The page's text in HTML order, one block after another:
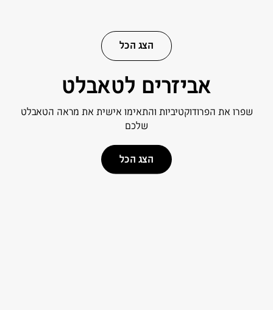
הצג הכל
אביזרים לטאבלט
שפרו את הפרודוקטיביות והתאימו אישית את מראה הטאבלט
שלכם
הצג הכל